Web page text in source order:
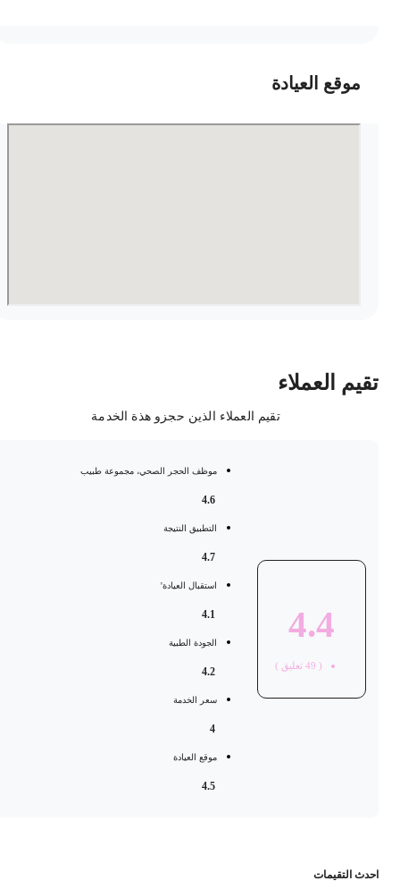
موقع العيادة
العملاء
تقيم العملاء الذين حجزو هذة الخدمة
4.4
49 تعليق )
موظف الحجر الصحي، مجموعة طبيب
التطبيق النتيجة
استقبال العيادة'
الجودة الطبية
سعر الخدمة
موقع العيادة
التقيمات